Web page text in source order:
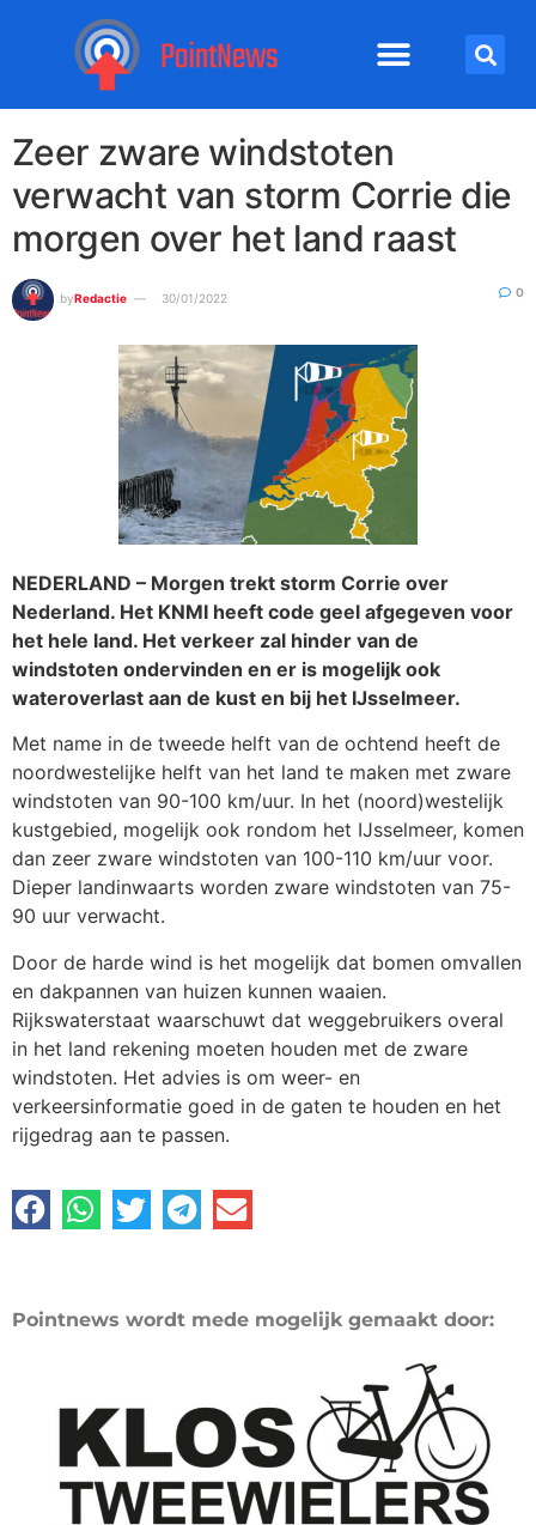
Zeer zware windstoten
verwacht van storm Corrie die
morgen over het land raast
byRedactie 30/01/2022 0
NEDERLAND – Morgen trekt storm Corrie over
Nederland. Het KNMI heeft code geel afgegeven voor
het hele land. Het verkeer zal hinder van de
windstoten ondervinden en er is mogelijk ook
wateroverlast aan de kust en bij het IJsselmeer.
Met name in de tweede helft van de ochtend heeft de
noordwestelijke helft van het land te maken met zware
windstoten van 90-100 km/uur. In het (noord)westelijk
kustgebied, mogelijk ook rondom het IJsselmeer, komen
dan zeer zware windstoten van 100-110 km/uur voor.
Dieper landinwaarts worden zware windstoten van 75-
90 uur verwacht.
Door de harde wind is het mogelijk dat bomen omvallen
en dakpannen van huizen kunnen waaien.
Rijkswaterstaat waarschuwt dat weggebruikers overal
in het land rekening moeten houden met de zware
windstoten. Het advies is om weer- en
verkeersinformatie goed in de gaten te houden en het
rijgedrag aan te passen.
Pointnews wordt mede mogelijk gemaakt door: